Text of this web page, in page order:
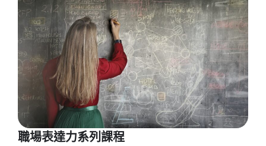
職場表達力系列課程